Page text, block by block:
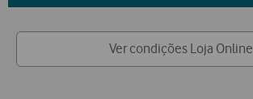
Ver condições Loja Online